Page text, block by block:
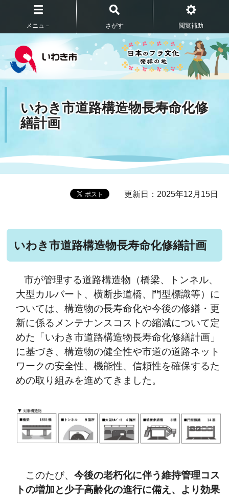
メニュ－ さがす 閲覧補助
いわき市道路構造物長寿命化修
繕計画
更新日：2025年12月15日
いわき市道路構造物長寿命化修繕計画
市が管理する道路構造物（橋梁、トンネル、
大型カルバート、横断歩道橋、門型標識等）に
ついては、構造物の長寿命化や今後の修繕・更
新に係るメンテナンスコストの縮減について定
めた「いわき市道路構造物長寿命化修繕計画」
に基づき、構造物の健全性や市道の道路ネット
ワークの安全性、機能性、信頼性を確保するた
めの取り組みを進めてきました。
このたび、今後の老朽化に伴う維持管理コス
トの増加と少子高齢化の進行に備え、より効果